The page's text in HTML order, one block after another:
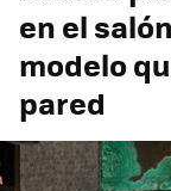
en el
modelo
pared